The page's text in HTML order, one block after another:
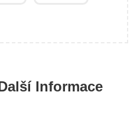
Informace